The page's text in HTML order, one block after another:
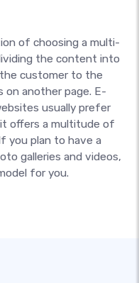
of choosing a multi-
the content into
customer to the
another page. E-
usually prefer
offers a multitude of
you plan to have a
galleries and videos,
for you.